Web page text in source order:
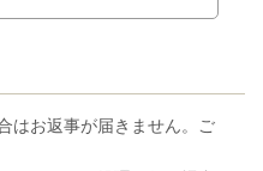
はお返事が届きません。ご